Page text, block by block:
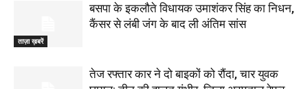
ताज़ा ख़बरें
बसपा के इकलौते विधायक उमाशंकर सिंह का निधन,
कैंसर से लंबी जंग के बाद ली अंतिम सांस
तेज रफ्तार कार ने दो बाइकों को रौंदा, चार युवक